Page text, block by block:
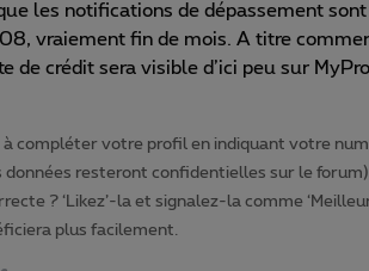
les notifications de dépassement
vraiement fin de mois. A titre
de crédit sera visible d’ici peu sur
compléter votre profil en indiquant votre
données resteront confidentielles sur le
? ‘Likez’-la et signalez-la comme
plus facilement.